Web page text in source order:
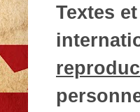
Textes